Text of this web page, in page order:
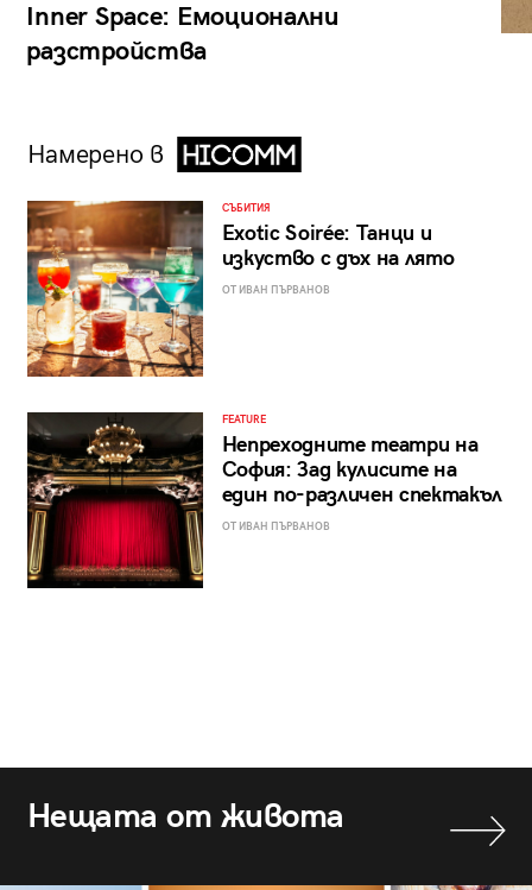
Inner Space: Емоционални
разстройства
Намерено в
СЪБИТИЯ
Exotic Soirée: Танци и
изкуство с дъх на лято
ОТ ИВАН ПЪРВАНОВ
FEATURE
Непреходните театри на
София: Зад кулисите на
един по-различен спектакъл
ОТ ИВАН ПЪРВАНОВ
Нещата от живота